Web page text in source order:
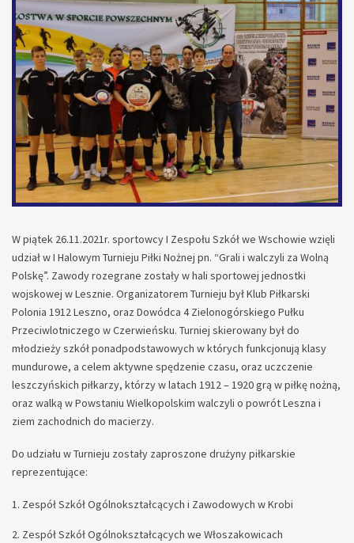
W piątek 26.11.2021r. sportowcy I Zespołu Szkół we Wschowie wzięli
udział w I Halowym Turnieju Piłki Nożnej pn. “Grali i walczyli za Wolną
Polskę”. Zawody rozegrane zostały w hali sportowej jednostki
wojskowej w Lesznie. Organizatorem Turnieju był Klub Piłkarski
Polonia 1912 Leszno, oraz Dowódca 4 Zielonogórskiego Pułku
Przeciwlotniczego w Czerwieńsku. Turniej skierowany był do
młodzieży szkół ponadpodstawowych w których funkcjonują klasy
mundurowe, a celem aktywne spędzenie czasu, oraz uczczenie
leszczyńskich piłkarzy, którzy w latach 1912 – 1920 grą w piłkę nożną,
oraz walką w Powstaniu Wielkopolskim walczyli o powrót Leszna i
ziem zachodnich do macierzy.
Do udziału w Turnieju zostały zaproszone drużyny piłkarskie
reprezentujące:
Zespół Szkół Ogólnokształcących i Zawodowych w Krobi
Zespół Szkół Ogólnokształcących we Włoszakowicach